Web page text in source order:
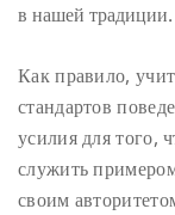
в нашей традиции.
Как правило,
стандартов
усилия для того,
служить
своим